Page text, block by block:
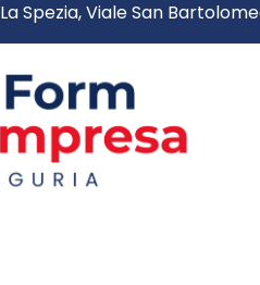
La Spezia, Viale San